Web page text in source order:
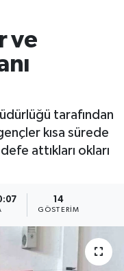
ve
tarafından
kısa sürede
attıkları okları
14
GÖSTERIM